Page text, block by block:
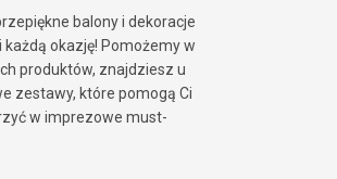
balony i dekoracje
każdą okazję! Pomożemy w
produktów, znajdziesz u
zestawy, które pomogą Ci
w imprezowe must-